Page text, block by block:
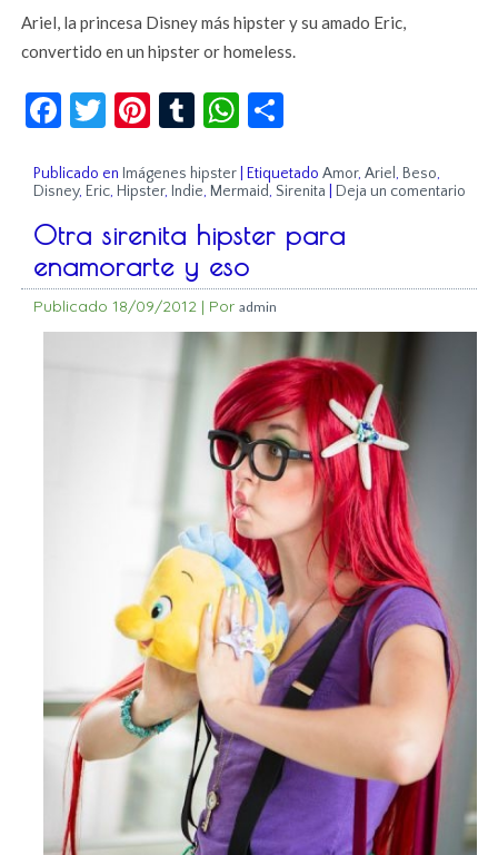
Ariel, la princesa Disney más hipster y su amado Eric,
convertido en un hipster or homeless.
Facebook
Twitter
Pinterest
TumblrWhatsApp
Publicado en Imágenes hipster Etiquetado Amor,Ariel , Beso,
Disney, Eric, Hipster, Indie, Mermaid, Sirenita Deja un comentario
Otra sirenita hipster para
enamorarte y eso
Publicado 18/09/2012 | Por admin